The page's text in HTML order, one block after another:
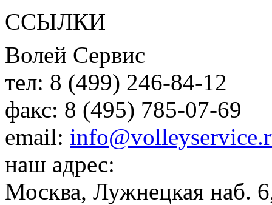
ССЫЛКИ
Волей Сервис
тел: 8 (499) 246-84-12
факс: 8 (495) 785-07-69
email:
наш адрес:
Москва, Лужнецкая наб.